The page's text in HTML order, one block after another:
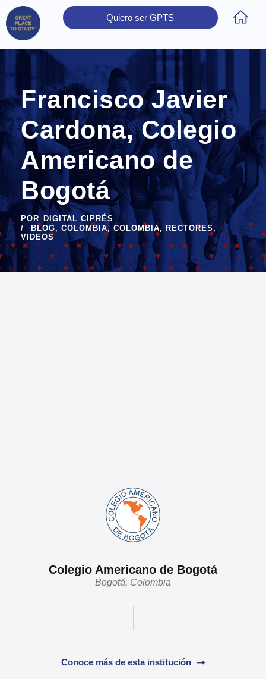
Quiero ser GPTS
Francisco Javier
Cardona, Colegio
Americano de
Bogotá
POR
DIGITAL CIPRÉS
BLOG, COLOMBIA, COLOMBIA, RECTORES,
VIDEOS
Colegio Americano de Bogotá
Bogotá, Colombia
Conoce más de esta institución